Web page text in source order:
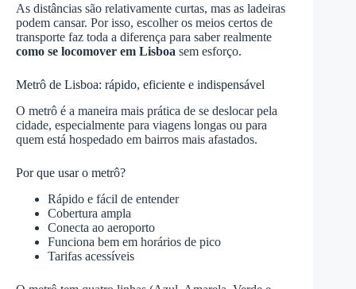
As distâncias são relativamente curtas, mas as ladeiras
podem cansar. Por isso, escolher os meios certos de
transporte faz toda a diferença para saber realmente
como se locomover em Lisboa sem esforço.
Metrô de Lisboa: rápido, eficiente e indispensável
O metrô é a maneira mais prática de se deslocar pela
cidade, especialmente para viagens longas ou para
quem está hospedado em bairros mais afastados.
Por que usar o metrô?
Rápido e fácil de entender
Cobertura ampla
Conecta ao aeroporto
Funciona bem em horários de pico
Tarifas acessíveis